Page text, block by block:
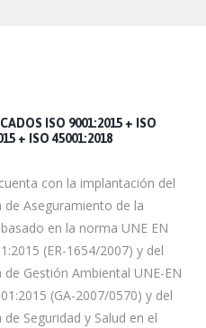
ISO 9001:2015 + ISO
+ ISO 45001:2018
con la implantación del
de Aseguramiento de la
en la norma UNE EN
(ER-1654/2007) y del
de Gestión Ambiental UNE-EN
(GA-2007/0570) y del
de Seguridad y Salud en el